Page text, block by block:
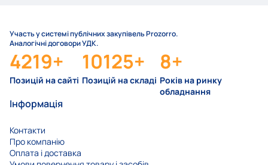
Участь у системі публічних закупівель Prozorro.
Аналогічні договори УДК.
8+
Років на ринку
обладнання
10125+
Позицій на складі
4219+
Позицій на сайті
Інформація
Контакти
Про компанію
Оплата і доставка